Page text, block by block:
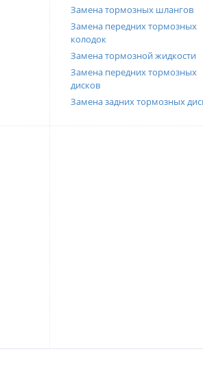
Замена тормозных шлангов
Замена передних тормозных
колодок
Замена тормозной жидкости
Замена передних тормозных
дисков
Замена задних тормозных